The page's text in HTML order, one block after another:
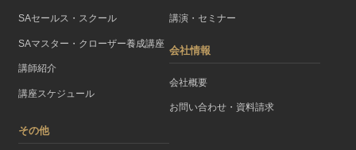
SAセールス・スクール
SAマスター・クローザー養成講座
講師紹介
講座スケジュール
講演・セミナー
会社情報
会社概要
お問い合わせ・資料請求
その他